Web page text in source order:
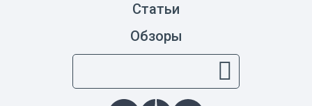
Статьи
Обзоры